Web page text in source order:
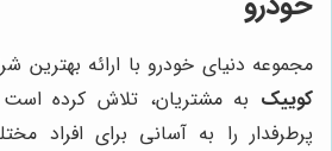
مجموعه دنیای خودرو با ارائه بهترین
کوییک به مشتریان، تلاش کرده
پرطرفدار را به آسانی برای افراد